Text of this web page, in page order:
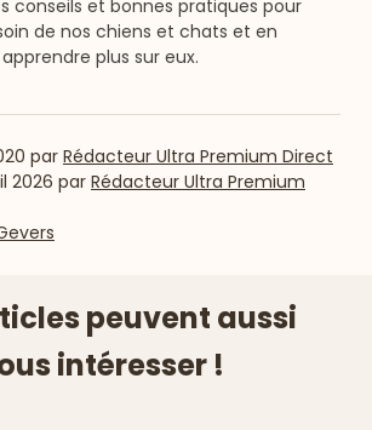
conseils et bonnes pratiques pour
de nos chiens et chats et en
apprendre plus sur eux.
par Rédacteur Ultra Premium Direct
2026 par Rédacteur Ultra Premium
peuvent aussi
intéresser !